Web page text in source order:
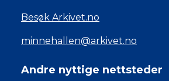
Besøk Arkivet.no
minnehallen@arkivet.no
Andre nyttige nettsteder